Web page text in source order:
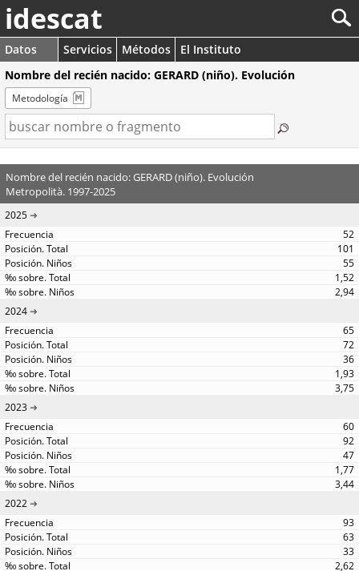
idescat
Datos Servicios Métodos
El Instituto
Nombre del recién nacido: GERARD (niño). Evolución
Metodología
Nombre del recién nacido: GERARD (niño). Evolución
Metropolità. 1997-2025
2025
52
101
55
1,52
2,94
2024
65
72
36
1,93
3,75
2023
60
92
47
1,77
3,44
2022
93
63
33
2,62